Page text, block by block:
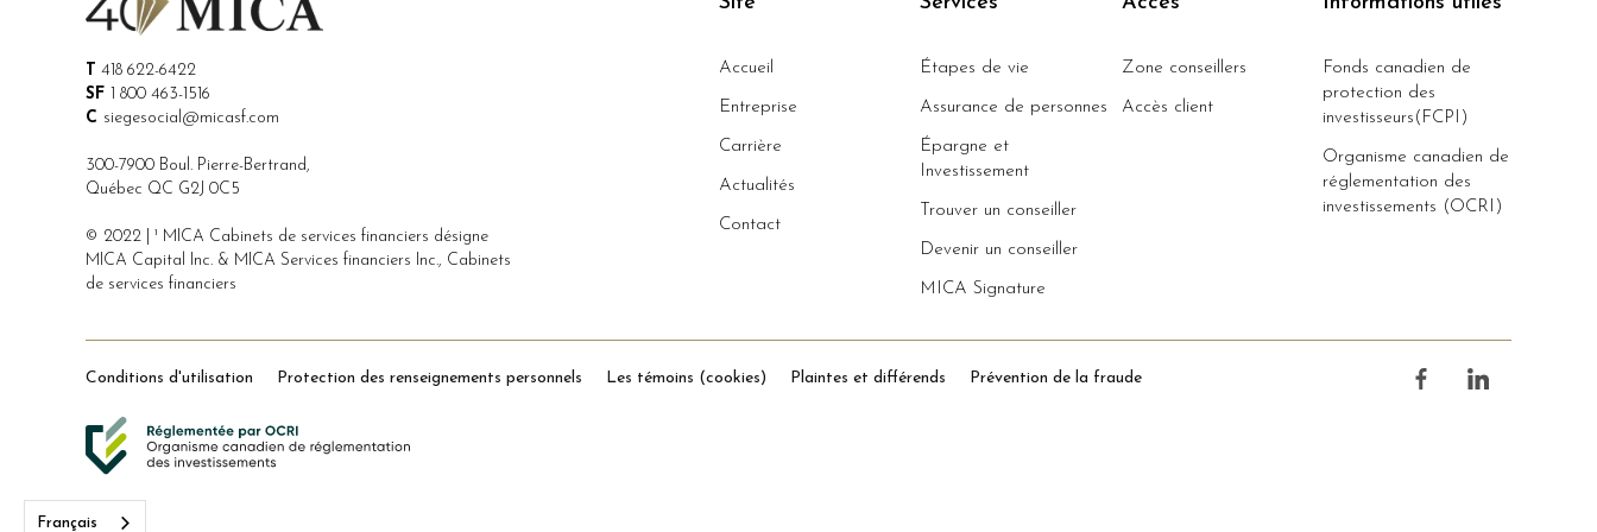
T 418 622-6422
SF 1 800 463-1516
C siegesocial@micasf.com
300-7900 Boul. Pierre-Bertrand,
Québec QC G2J 0C5
© 2022 | ¹ MICA Cabinets de services financiers désigne
MICA Capital Inc. & MICA Services financiers Inc., Cabinets
de services financiers
Accueil
Entreprise
Carrière
Actualités
Contact
Étapes de vie
Assurance de personnes
Épargne et
Investissement
Trouver un conseiller
Devenir un conseiller
MICA Signature
Zone conseillers
Accès client
Fonds canadien de
protection des
investisseurs(FCPI)
Organisme canadien de
réglementation des
investissements (OCRI)
Conditions d'utilisation Protection des renseignements personnels Les témoins (cookies) Plaintes et différends Prévention de la fraude
Français